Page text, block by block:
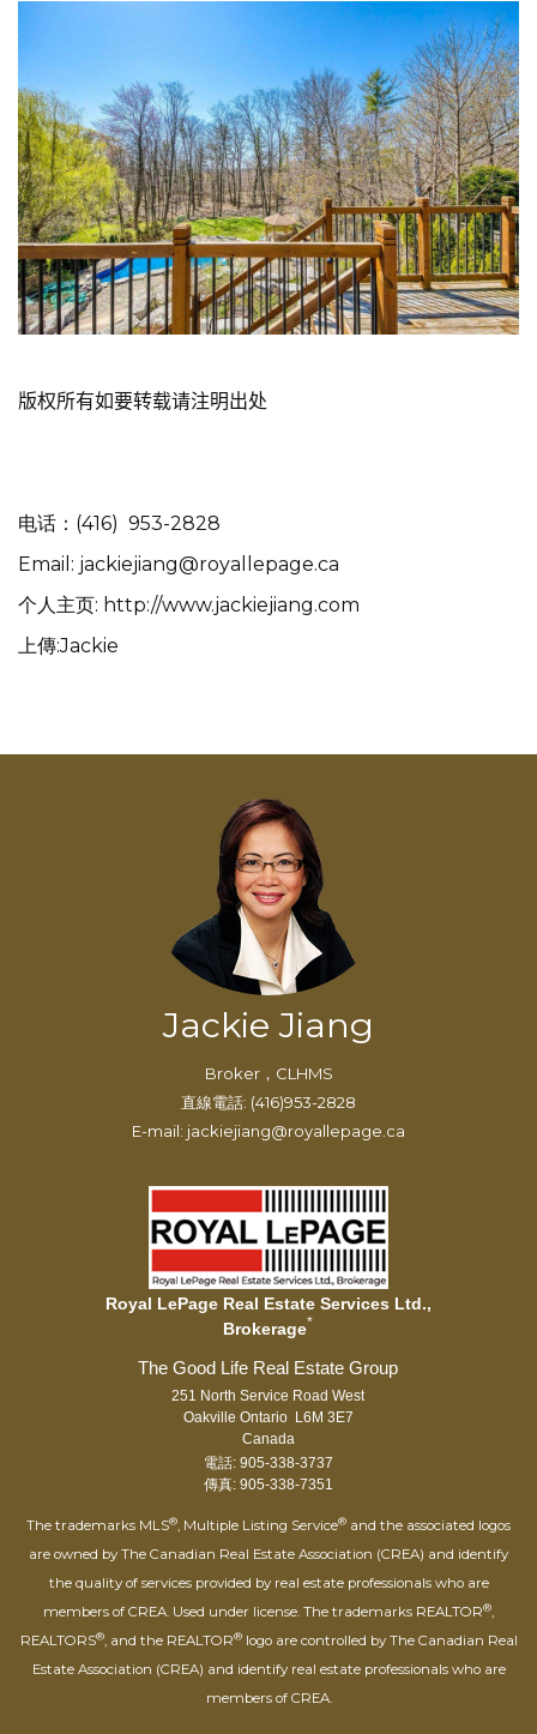
版权所有如要转载请注明出处
电话：(416) 953-2828
Email: jackiejiang@royallepage.ca
个人主页: http://www.jackiejiang.com
上傳:Jackie
Jackie Jiang
Broker，CLHMS
直線電話: (416)953-2828
E-mail: jackiejiang@royallepage.ca
Royal LePage Real Estate Services Ltd.,
Brokerage*
251 North Service Road West
Oakville Ontario L6M 3E7
Canada
電話: 905-338-3737
傳真: 905-338-7351
The trademarks MLS®, Multiple Listing Service® and the associated logos
are owned by The Canadian Real Estate Association (CREA) and identify
the quality of services provided by real estate professionals who are
members of CREA. Used under license. The trademarks REALTOR®,
REALTORS®, and the REALTOR®logo are controlled by The Canadian Real
Estate Association (CREA) and identify real estate professionals who are
members of CREA.